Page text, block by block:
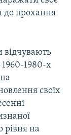
до прохання
відчувають
1960-1980-х
своїх
рівня на